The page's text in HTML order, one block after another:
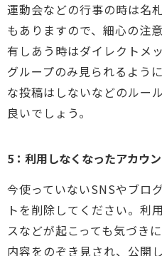
運動会などの行事の時は名
もありますので、細心の注
有しあう時はダイレクトメ
グループのみ見られるよう
な投稿はしないなどのルー
良いでしょう。
5：利用しなくなったアカウ
今使っていないSNSやブロ
トを削除してください。利
スなどが起こっても気づき
内容をのぞき見され、公開